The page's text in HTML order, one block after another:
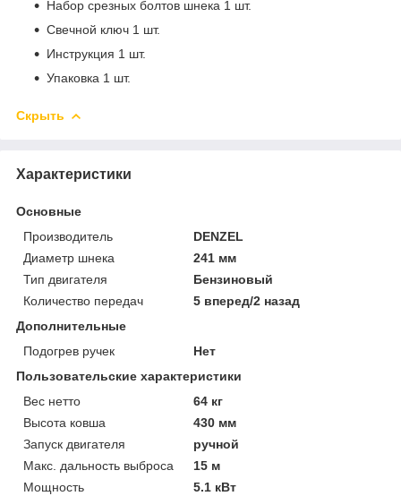
Набор срезных болтов шнека 1 шт.
Свечной ключ 1 шт.
Инструкция 1 шт.
Упаковка 1 шт.
Скрыть
Характеристики
Основные
Производитель
DENZEL
Диаметр шнека
241 мм
Тип двигателя
Бензиновый
Количество передач
5 вперед/2 назад
Дополнительные
Подогрев ручек
Нет
Пользовательские характеристики
Вес нетто
64 кг
Высота ковша
430 мм
Запуск двигателя
ручной
Макс. дальность выброса
15 м
Мощность
5.1 кВт